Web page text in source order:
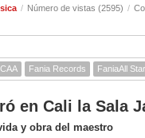
/ Número de vistas (2595) /
CAA Fania Records FaniaAll
en Cali la Sala
y obra del maestro